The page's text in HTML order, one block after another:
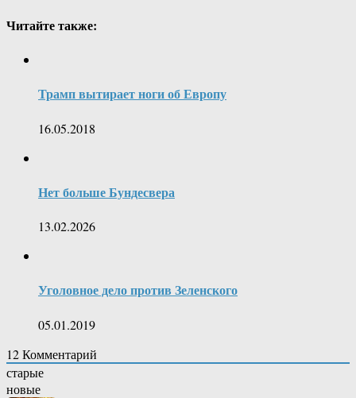
Читайте также:
Трамп вытирает ноги об Европу
16.05.2018
Нет больше Бундесвера
13.02.2026
Уголовное дело против Зеленского
05.01.2019
12Комментарий
старые
новые